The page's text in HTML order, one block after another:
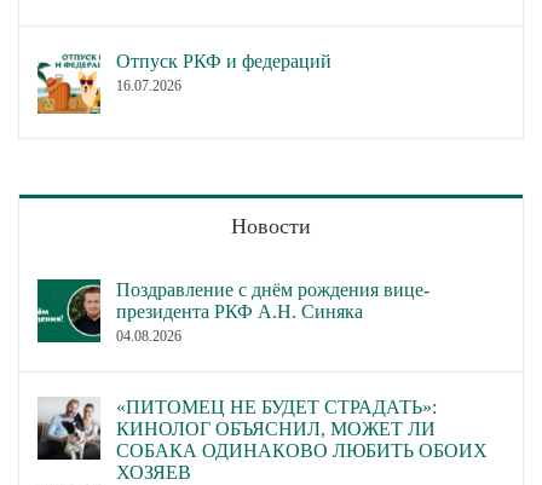
Отпуск РКФ и федераций
16.07.2026
Новости
Поздравление с днём рождения вице-
президента РКФ А.Н. Синяка
04.08.2026
«ПИТОМЕЦ НЕ БУДЕТ СТРАДАТЬ»:
КИНОЛОГ ОБЪЯСНИЛ, МОЖЕТ ЛИ
СОБАКА ОДИНАКОВО ЛЮБИТЬ ОБОИХ
ХОЗЯЕВ